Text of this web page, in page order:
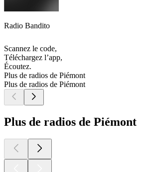
Radio Bandito
Scannez le code,
Téléchargez l’app,
Écoutez.
Plus de radios de Piémont
Plus de radios de Piémont
Plus de radios de Piémont